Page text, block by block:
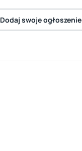
Dodaj swoje ogłoszenie